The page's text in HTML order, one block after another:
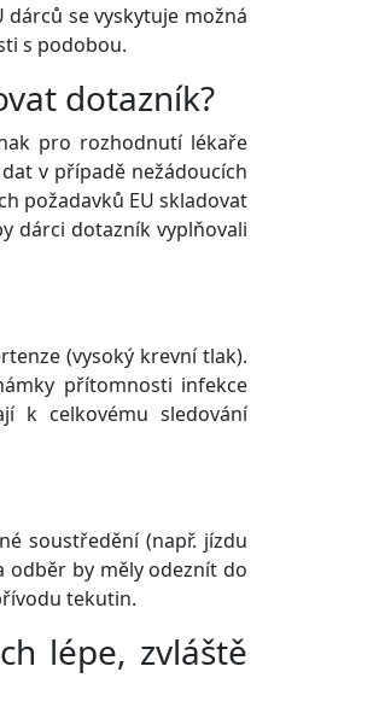
se vyskytuje možná
s podobou.
dotazník?
pro rozhodnutí lékaře
v případě nežádoucích
požadavků EU skladovat
dárci dotazník vyplňovali
(vysoký krevní tlak).
přítomnosti infekce
k celkovému sledování
soustředění (např. jízdu
odběr by měly odeznít do
tekutin.
lépe, zvláště